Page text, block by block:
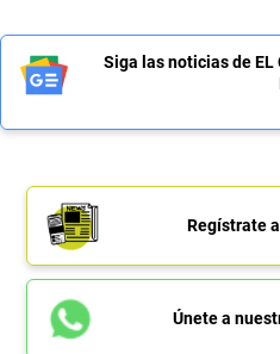
Siga las noticias de EL
Regístrate
Únete a